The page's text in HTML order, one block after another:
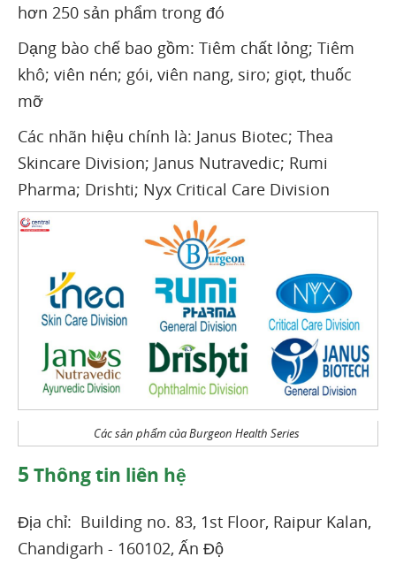
hơn 250 sản phẩm trong đó
Dạng bào chế bao gồm: Tiêm chất lỏng; Tiêm
khô; viên nén; gói, viên nang, siro; giọt, thuốc
mỡ
Các nhãn hiệu chính là: Janus Biotec; Thea
Skincare Division; Janus Nutravedic; Rumi
Pharma; Drishti; Nyx Critical Care Division
Các sản phẩm của Burgeon Health Series
5 Thông tin liên hệ
Địa chỉ: Building no. 83, 1st Floor, Raipur Kalan,
Chandigarh - 160102, Ấn Độ